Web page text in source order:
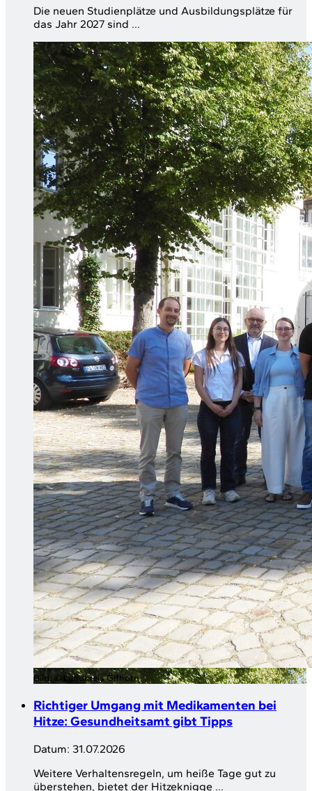
Die neuen Studienplätze und Ausbildungsplätze für
das Jahr 2027 sind ...
Bild: © Landkreis Gifhorn
Richtiger Umgang mit Medikamenten bei
Hitze: Gesundheitsamt gibt Tipps
Datum: 31.07.2026
Weitere Verhaltensregeln, um heiße Tage gut zu
überstehen, bietet der Hitzeknigge ...